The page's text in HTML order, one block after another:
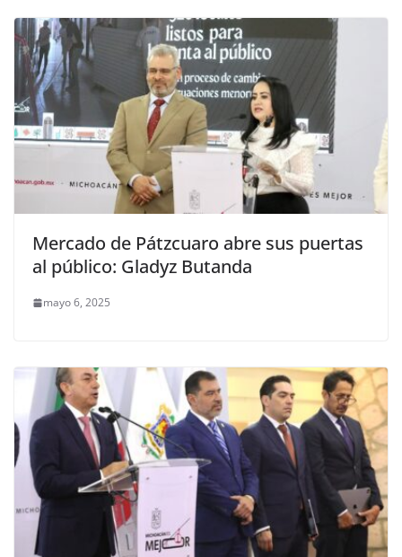
Mercado de Pátzcuaro abre sus puertas
al público: Gladyz Butanda
mayo 6, 2025